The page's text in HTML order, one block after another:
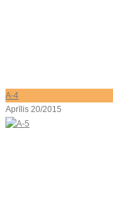
A-4
Aprīlis 20/2015